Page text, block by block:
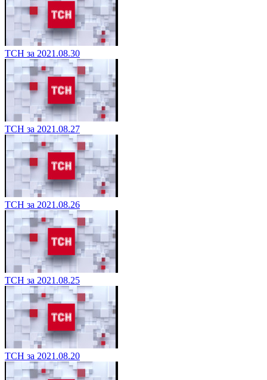
ТСН за 2021.08.30
ТСН за 2021.08.27
ТСН за 2021.08.26
ТСН за 2021.08.25
ТСН за 2021.08.20